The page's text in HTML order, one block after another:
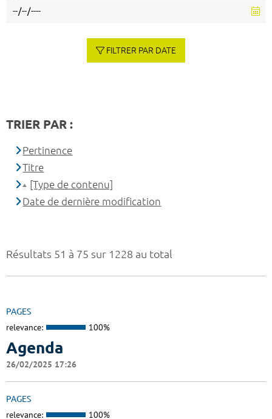
Résultats 51 à 75 sur 1228 au total
PAGES
relevance: 100%
Agenda
26/02/2025 17:26
PAGES
relevance: 100%
FILTRER PAR DATE
TRIER PAR :
Pertinence
Titre
[Type de contenu]
Date de dernière modification